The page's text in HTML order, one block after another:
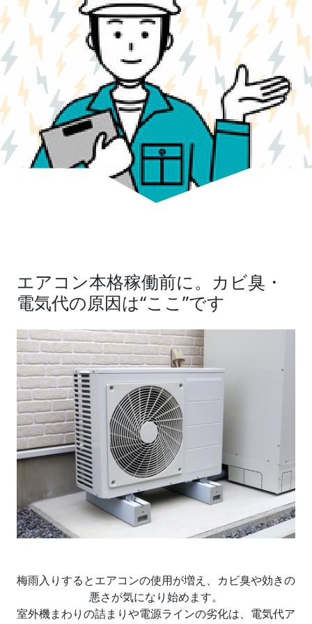
エアコン本格稼働前に。カビ臭・
電気代の原因は“ここ”です
梅雨入りするとエアコンの使用が増え、カビ臭や効きの
悪さが気になり始めます。
室外機まわりの詰まりや電源ラインの劣化は、電気代ア